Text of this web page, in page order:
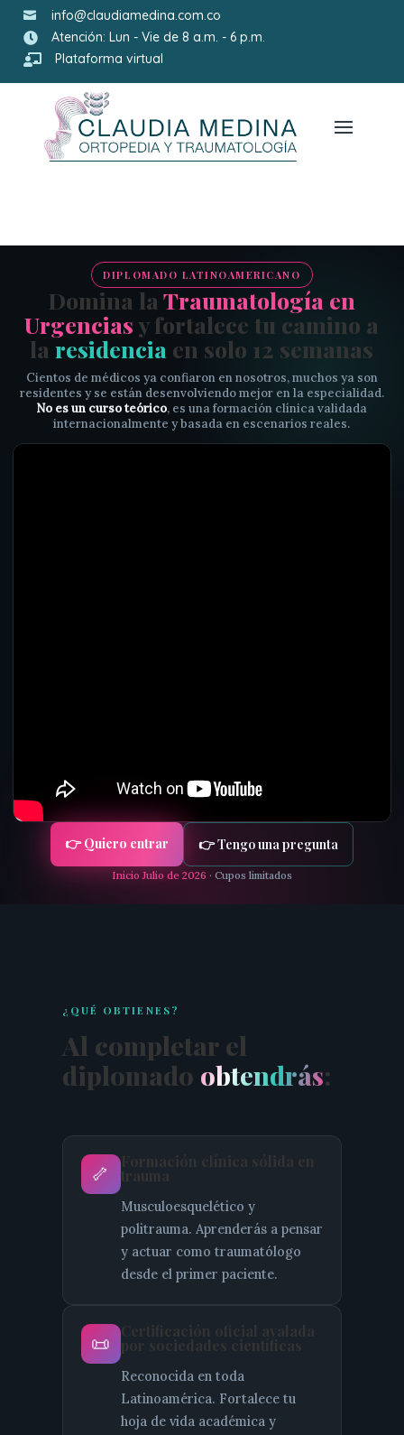
 info@claudiamedina.com.co
 Atención: Lun - Vie de 8 a.m. - 6 p.m.
 Plataforma virtual
DIPLOMADO LATINOAMERICANO
Domina laTraumatología en
Urgencias y fortalece tu camino a
laresidencia en solo 12 semanas
Cientos de médicos ya confiaron en nosotros, muchos ya son
residentes y se están desenvolviendo mejor en la especialidad.
No es un curso teórico, es una formación clínica validada
internacionalmente y basada en escenarios reales.
👉 Quiero entrar 👉 Tengo una pregunta
Inicio Julio de 2026 · Cupos limitados
¿QUÉ OBTIENES?
Al completar el
diplomado obtendrás:
🦴
Formación clínica sólida en
trauma
Musculoesquelético y
politrauma. Aprenderás a pensar
y actuar como traumatólogo
desde el primer paciente.
📜
Certificación oficial avalada
por sociedades científicas
Reconocida en toda
Latinoamérica. Fortalece tu
hoja de vida académica y